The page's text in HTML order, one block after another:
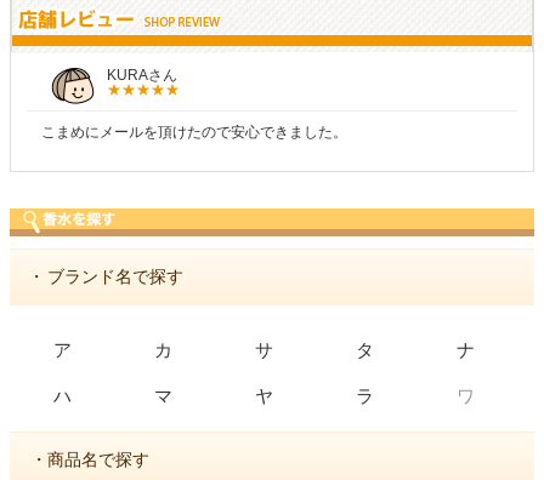
商品が早く届いたのでよかったです。また利用させても
・ ブランド名で探す
ア カ サ タ ナ
ハ マ ヤ ラ ワ
・商品名で探す